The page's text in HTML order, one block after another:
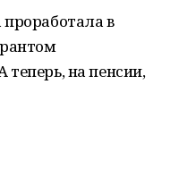
в
на пенсии,